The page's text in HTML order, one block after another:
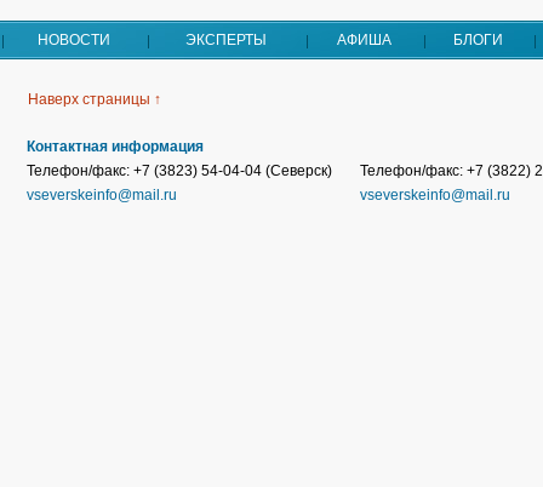
НОВОСТИ ЭКСПЕРТЫ АФИША БЛОГИ
Наверх страницы ↑
Контактная информация
Телефон/факс: +7 (3823) 54-04-04 (Северск)
vseverskeinfo@mail.ru
Телефон/факс: +7 (3822)
vseverskeinfo@mail.ru